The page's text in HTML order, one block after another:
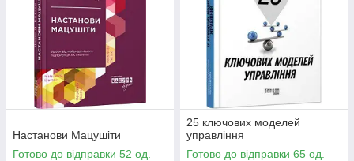
Настанови Мацушіти
Готово до відправки 52 од.
25 ключових моделей
управління
Готово до відправки 65 од.